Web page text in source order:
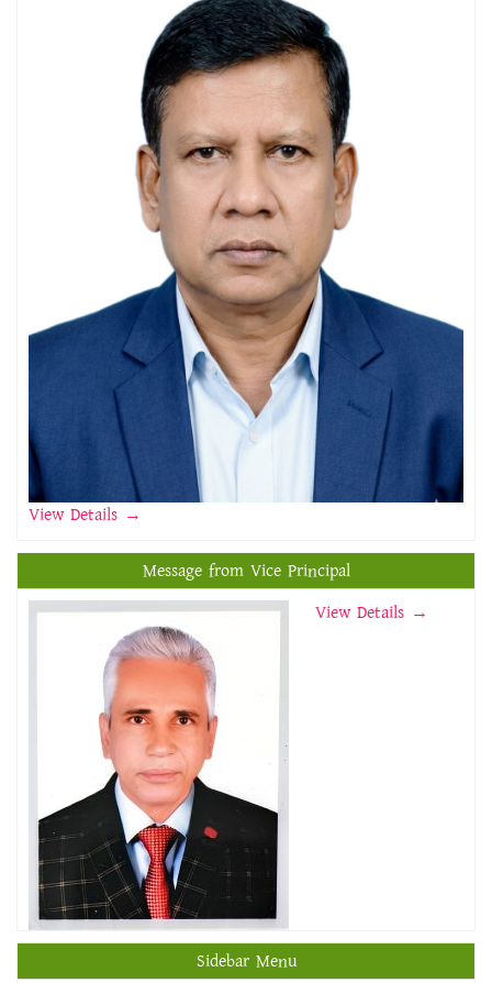
View Details →
Message from Vice Principal
View Details →
Sidebar Menu